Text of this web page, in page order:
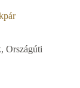
, Országúti